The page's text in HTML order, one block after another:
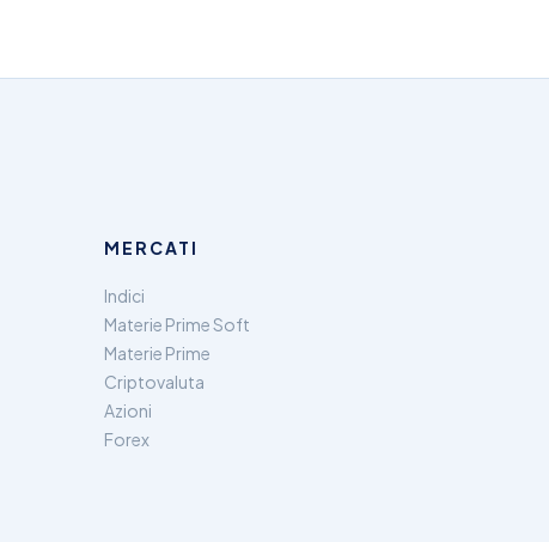
MERCATI
Indici
Materie Prime Soft
Materie Prime
Criptovaluta
Azioni
Forex